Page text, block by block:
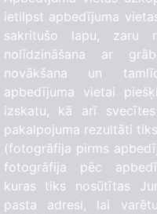
ietilpst apbedījuma
sakritušo lapu, zaru
nolīdzināšana ar
novākšana un
apbedījuma vietai
izskatu, kā arī
pakalpojuma rezultāti
(fotogrāfija pirms
fotogrāfija pēc
kuras tiks nosūtītas
pasta adresi, lai